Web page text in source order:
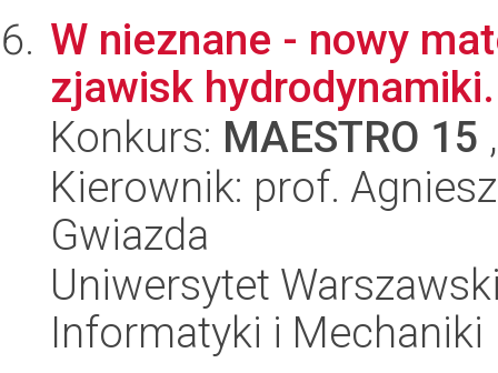
W nieznane - nowy
zjawisk hydrodynamiki.
Konkurs: MAESTRO 15
Kierownik: prof.
Gwiazda
Uniwersytet
Informatyki i Mechaniki